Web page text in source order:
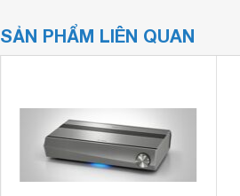
SẢN PHẨM LIÊN QUAN